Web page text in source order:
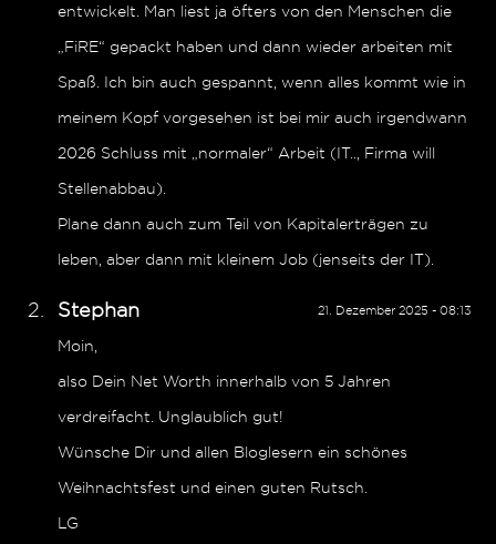
entwickelt. Man liest ja öfters von den Menschen die
„FiRE“ gepackt haben und dann wieder arbeiten mit
Spaß. Ich bin auch gespannt, wenn alles kommt wie in
meinem Kopf vorgesehen ist bei mir auch irgendwann
2026 Schluss mit „normaler“ Arbeit (IT.., Firma will
Stellenabbau).
Plane dann auch zum Teil von Kapitalerträgen zu
leben, aber dann mit kleinem Job (jenseits der IT).
21. Dezember 2025 - 08:13
Stephan
Moin,
also Dein Net Worth innerhalb von 5 Jahren
verdreifacht. Unglaublich gut!
Wünsche Dir und allen Bloglesern ein schönes
Weihnachtsfest und einen guten Rutsch.
LG